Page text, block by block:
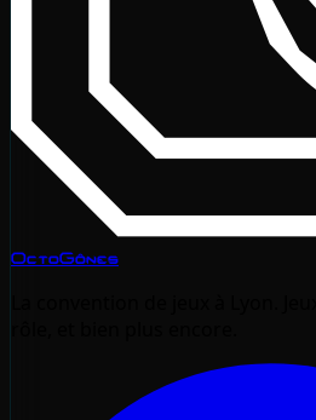
OctoGônes